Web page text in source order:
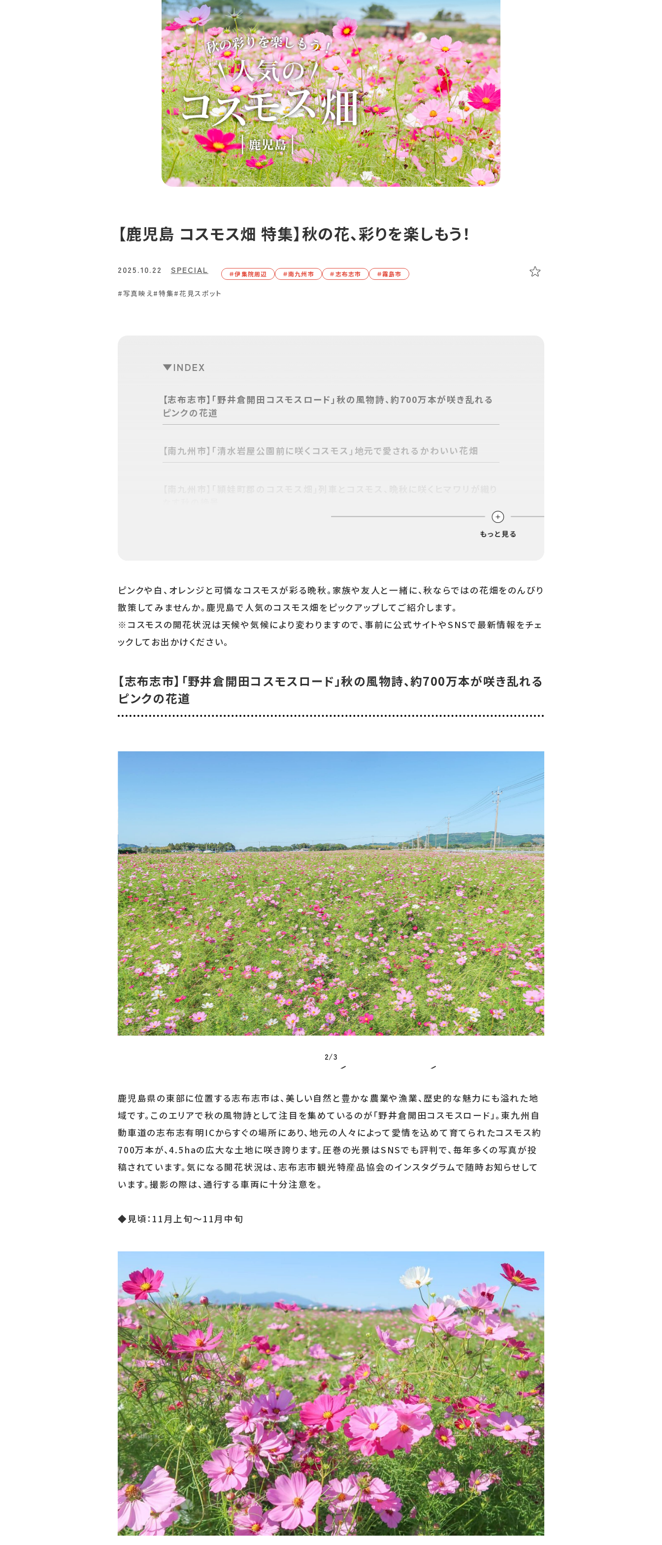
イベント EVENT
おでかけ TRIP
ライフ LIFE
あちこち編集コラム
＃イベントレポート＃エスニック料理 ＃カフェ
＃パスタ ＃ホテル・旅館＃モーニング＃ランチ＃写真映え
＃温泉＃甘酢＃磁器＃花見スポット＃陶器＃鹿児島の魚＃鹿児島県産和牛・黒豚・地鶏
マップから記事を探す
お気に入り LINEともだち登録
あちこちについて ｜ 広告サービスについて ｜ 運営会社について ｜ お知らせ ｜ 利⽤規約
｜ プライバシーポリシー ｜ お問い合わせ
【鹿児島 コスモス畑 特集】秋の花、彩りを楽しもう！
2025.10.22 SPECIAL ＃伊集院周辺 ＃南九州市 ＃志布志市 ＃霧島市
#写真映え#特集#花見スポット
INDEX
【志布志市】「野井倉開田コスモスロード」秋の風物詩、約700万本が咲き乱れる
ピンクの花道
【南九州市】「清水岩屋公園前に咲くコスモス」地元で愛されるかわいい花畑
【南さつま市】山と花との雄大な景色が魅力！金峰山を背景に撮影できる「高橋コ
【霧島市】「十三塚原史跡公園前のコスモス畑」茶畑の中に広がる、ピンクの花畑
と白い蕎麦の花畑
【鹿児島市】「都市農業センター」のんびり散策しながら楽しめる大花壇に揺れる
【鹿児島市】「錦江湾公園」丘を上りながら鑑賞する、オレンジと黄色の花の絨毯
【薩摩川内市】「柳山アグリランド」花々と柳山山頂からの景色も人気の観光公園
ピンクや白、オレンジと可憐なコスモスが彩る晩秋。家族や友人と一緒に、秋ならではの花畑をのんびり
散策してみませんか。鹿児島で人気のコスモス畑をピックアップしてご紹介します。
※コスモスの開花状況は天候や気候により変わりますので、事前に公式サイトやSNSで最新情報をチェ
ックしてお出かけください。
【志布志市】「野井倉開田コスモスロード」秋の風物詩、約700万本が咲き乱れる
ピンクの花道
2/3
鹿児島県の東部に位置する志布志市は、美しい自然と豊かな農業や漁業、歴史的な魅力にも溢れた地
域です。このエリアで秋の風物詩として注目を集めているのが「野井倉開田コスモスロード」。東九州自
動車道の志布志有明ICからすぐの場所にあり、地元の人々によって愛情を込めて育てられたコスモス約
700万本が、4.5haの広大な土地に咲き誇ります。圧巻の光景はSNSでも評判で、毎年多くの写真が投
稿されています。気になる開花状況は、志布志市観光特産品協会のインスタグラムで随時お知らせして
います。撮影の際は、通行する車両に十分注意を。
◆見頃：11月上旬～11月中旬